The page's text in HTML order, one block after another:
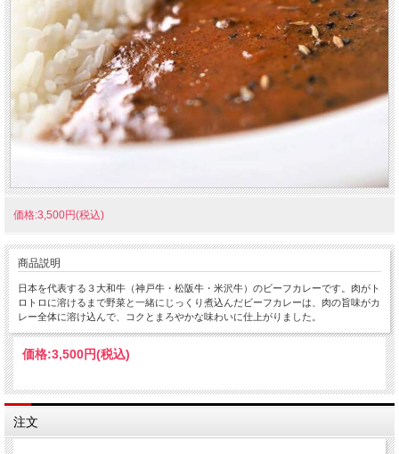
価格:3,500円(税込)
商品説明
日本を代表する３大和牛（神戸牛・松阪牛・米沢牛）のビーフカレーです。肉がト
ロトロに溶けるまで野菜と一緒にじっくり煮込んだビーフカレーは、肉の旨味がカ
レー全体に溶け込んで、コクとまろやかな味わいに仕上がりました。
価格:3,500円(税込)
注文